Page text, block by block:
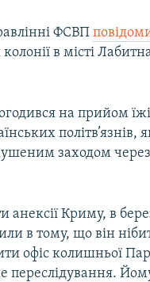
ФСВП
в місті
на прийом
політв’язнів,
заходом
анексії Криму, в
в тому, що він
офіс колишньої
переслідування.